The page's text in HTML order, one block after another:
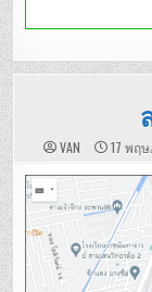
VAN 17 พฤ